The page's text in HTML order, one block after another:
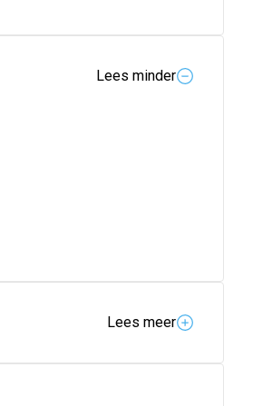
Lees minder
Lees meer